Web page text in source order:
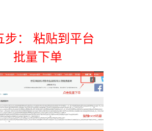
步： 粘贴到平台
批量下单